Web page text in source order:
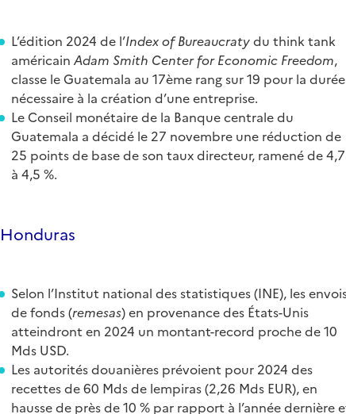
L’édition 2024 de l’Index of Bureaucratydu think tank
américain Adam Smith Center for Economic Freedom,
classe le Guatemala au 17ème rang sur 19 pour la durée
nécessaire à la création d’une entreprise.
Le Conseil monétaire de la Banque centrale du
Guatemala a décidé le 27 novembre une réduction de
25 points de base de son taux directeur, ramené de
à 4,5 %.
Honduras
Selon l’Institut national des statistiques (INE), les
de fonds (remesas) en provenance des États-Unis
atteindront en 2024 un montant-record proche de 10
Mds USD.
Les autorités douanières prévoient pour 2024 des
recettes de 60 Mds de lempiras (2,26 Mds EUR), en
hausse de près de 10 % par rapport à l’année dernière